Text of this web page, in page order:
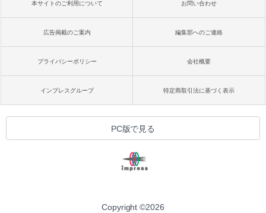
本サイトのご利用について お問い合わせ
広告掲載のご案内 編集部へのご連絡
プライバシーポリシー 会社概要
インプレスグループ 特定商取引法に基づく表示
PC版で見る
Copyright ©2026